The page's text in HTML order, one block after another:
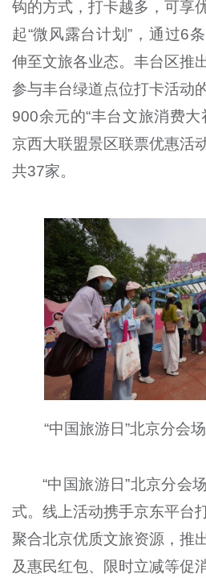
钩的方式，打卡越多，可享
起“微风露台计划”，通过6
伸至文旅各业态。丰台区推
参与丰台绿道点位打卡活动
900余元的“丰台文旅消费大
京西大联盟景区联票优惠活
共37家。
“中国旅游日”北京分会
“中国旅游日”北京分会
式。线上活动携手京东平台
聚合北京优质文旅资源，推
及惠民红包、限时立减等促